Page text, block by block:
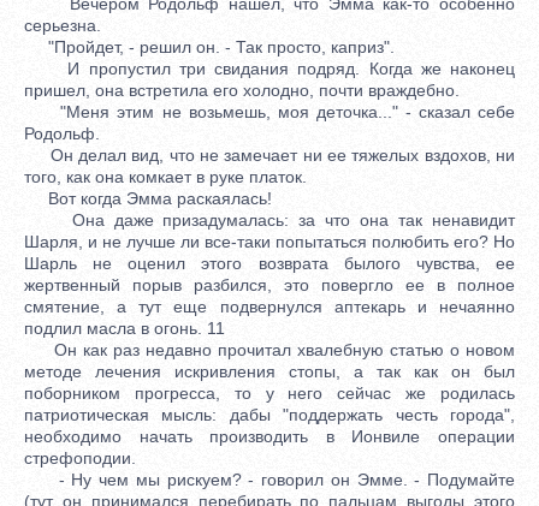
серьезна.
"Пройдет, - решил он. - Так просто, каприз".
И пропустил три свидания подряд. Когда же наконец
пришел, она встретила его холодно, почти враждебно.
"Меня этим не возьмешь, моя деточка..." - сказал себе
Родольф.
Он делал вид, что не замечает ни ее тяжелых вздохов, ни
того, как она комкает в руке платок.
Вот когда Эмма раскаялась!
Она даже призадумалась: за что она так ненавидит
Шарля, и не лучше ли все-таки попытаться полюбить его? Но
Шарль не оценил этого возврата былого чувства, ее
жертвенный порыв разбился, это повергло ее в полное
смятение, а тут еще подвернулся аптекарь и нечаянно
подлил масла в огонь. 11
Он как раз недавно прочитал хвалебную статью о новом
методе лечения искривления стопы, а так как он был
поборником прогресса, то у него сейчас же родилась
патриотическая мысль: дабы "поддержать честь города",
необходимо начать производить в Ионвиле операции
стрефоподии.
- Ну чем мы рискуем? - говорил он Эмме. - Подумайте
(тут он принимался перебирать по пальцам выгоды этого